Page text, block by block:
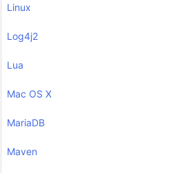
Linux
Log4j2
Lua
Mac OS X
MariaDB
Maven